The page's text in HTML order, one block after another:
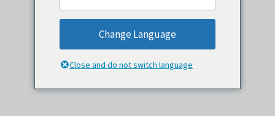
Change Language
Close and do not switch language